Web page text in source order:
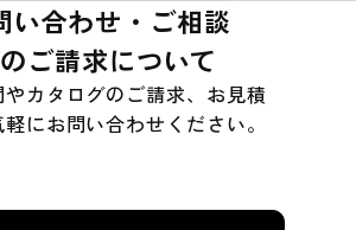
い合わせ・ご相談
ご請求について
カタログのご請求、お見積
にお問い合わせください。